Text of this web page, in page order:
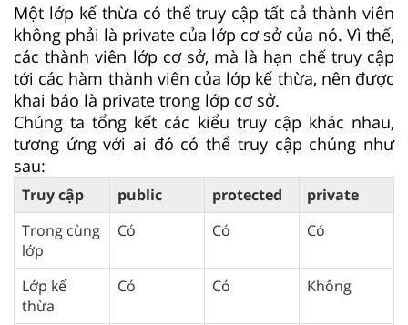
Một lớp kế thừa có thể truy cập tất cả thành viên
không phải là private của lớp cơ sở của nó. Vì thế,
các thành viên lớp cơ sở, mà là hạn chế truy cập
tới các hàm thành viên của lớp kế thừa, nên được
khai báo là private trong lớp cơ sở.
Chúng ta tổng kết các kiểu truy cập khác nhau,
tương ứng với ai đó có thể truy cập chúng như
sau:
Truy cập public protected
private
Trong cùng
lớp
Có Có Có
Lớp kế
thừa
Có Có Không